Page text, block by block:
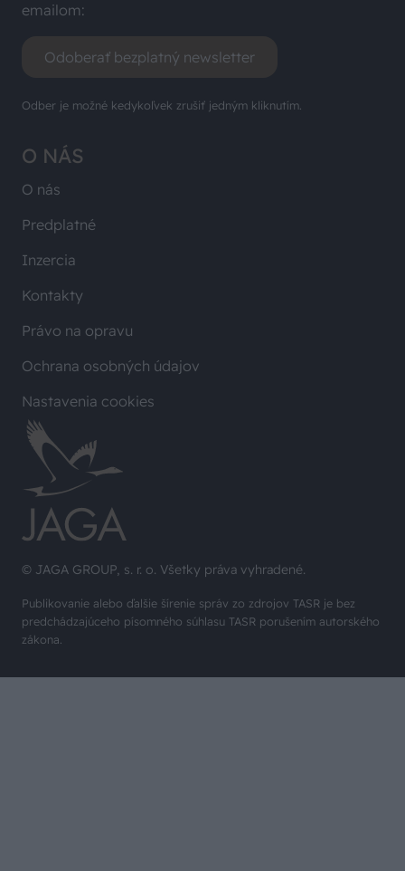
© JAGA GROUP, s. r. o. Všetky práva vyhradené.
Publikovanie alebo ďalšie šírenie správ zo zdrojov TASR je bez
predchádzajúceho písomného súhlasu TASR porušením autorského
zákona.
O NÁS
O nás
Predplatné
Inzercia
Kontakty
Právo na opravu
Ochrana osobných údajov
Nastavenia cookies
emailom:
Odoberať bezplatný newsletter
Odber je možné kedykoľvek zrušiť jedným kliknutím.